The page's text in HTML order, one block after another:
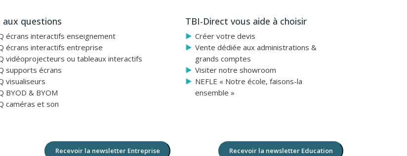
aux questions
écrans interactifs enseignement
écrans interactifs entreprise
vidéoprojecteurs ou tableaux interactifs
supports écrans
visualiseurs
BYOD & BYOM
caméras et son
TBI-Direct vous aide à choisir
Créer votre devis
Vente dédiée aux administrations &
grands comptes
Visiter notre showroom
NEFLE « Notre école, faisons-la
ensemble »
Recevoir la newsletter Entreprise Recevoir la newsletter Education